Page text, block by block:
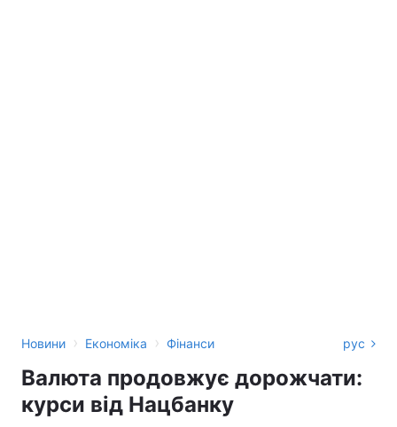
Новини › Економіка › Фінанси рус
Валюта продовжує дорожчати:
курси від Нацбанку